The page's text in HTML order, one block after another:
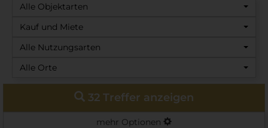
Alle Objektarten
Kauf und Miete
Alle Nutzungsarten
Alle Orte
32 Treffer anzeigen
mehr Optionen